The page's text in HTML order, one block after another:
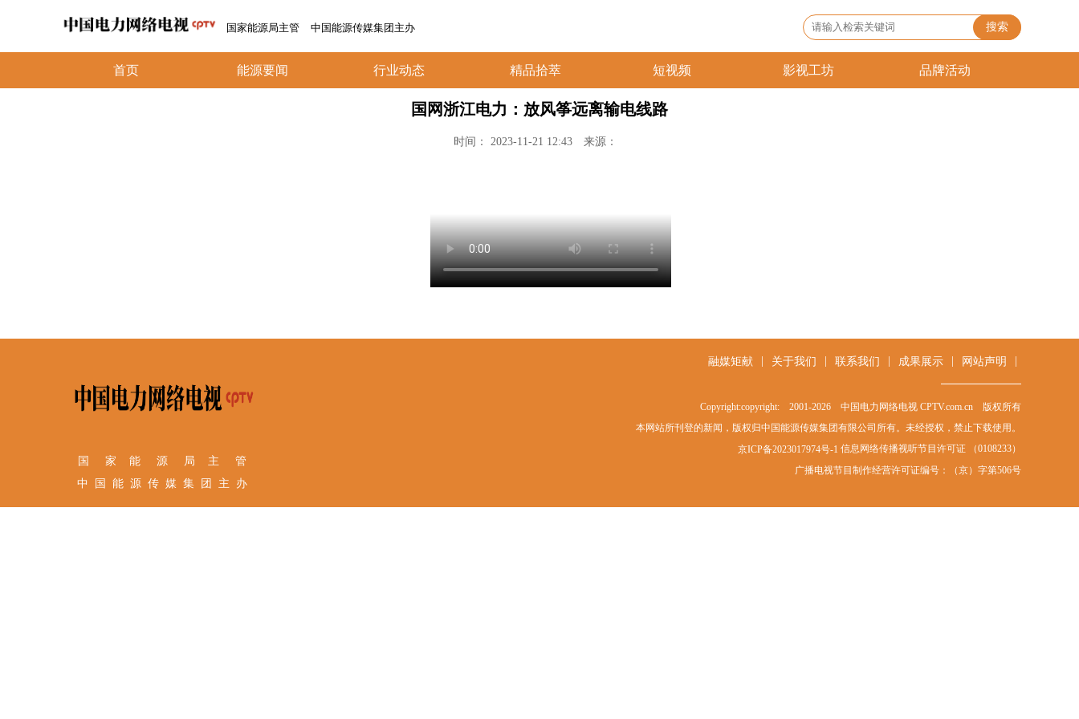
国家能源局主管 中国能源传媒集团主办 搜索
首页 能源要闻 行业动态 精品拾萃 短视频 影视工坊 品牌活动
国网浙江电力：放风筝远离输电线路
时间： 2023-11-21 12:43 来源：
国 家 能 源 局 主 管
中 国 能 源 传 媒 集 团 主 办
网站声明
成果展示
联系我们
关于我们
融媒矩献
Copyright:copyright: 2001-2026 中国电力网络电视 CPTV.com.cn 版权所有
本网站所刊登的新闻，版权归中国能源传媒集团有限公司所有。未经授权，禁止下载使用。
京ICP备2023017974号-1 信息网络传播视听节目许可证 （0108233）
广播电视节目制作经营许可证编号：（京）字第506号